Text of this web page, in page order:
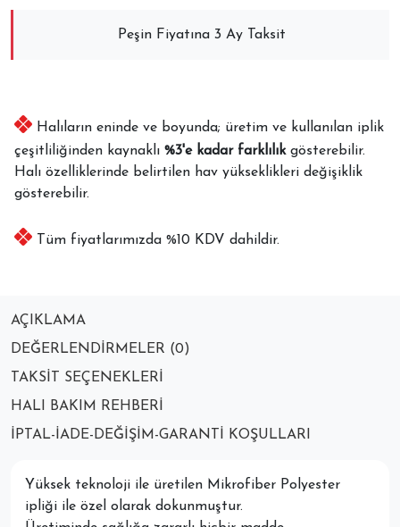
Peşin Fiyatına 3 Ay Taksit
Halıların eninde ve boyunda; üretim ve kullanılan iplik
çeşitliliğinden kaynaklı %3'e kadar farklılıkgösterebilir.
Halı özelliklerinde belirtilen hav yükseklikleri değişiklik
gösterebilir.
Tüm fiyatlarımızda %10 KDV dahildir.
AÇIKLAMA
DEĞERLENDIRMELER (0)
TAKSIT SEÇENEKLERI
HALI BAKIM REHBERI
İPTAL-İADE-DEĞIŞIM-GARANTI KOŞULLARI
Yüksek teknoloji ile üretilen Mikrofiber Polyester
ipliği ile özel olarak dokunmuştur.